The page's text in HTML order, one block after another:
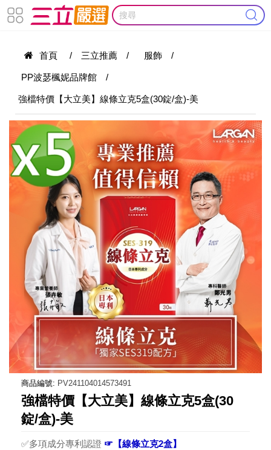
首頁 / 三立推薦 / 服飾 /
PP波瑟楓妮品牌館 /
強檔特價【大立美】線條立克5盒(30錠/盒)-美
商品編號: PV241104014573491
強檔特價【大立美】線條立克5盒(30
錠/盒)-美
✅多項成分專利認證 ☞【線條立克2盒】